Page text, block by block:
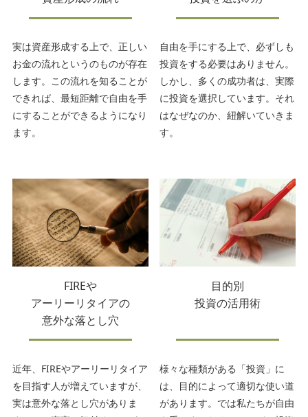
実は資産形成する上で、正しい
お金の流れというのものが存在
します。この流れを知ることが
できれば、最短距離で自由を手
にすることができるようになり
ます。
自由を手にする上で、必ずしも
投資をする必要はありません。
しかし、多くの成功者は、実際
に投資を選択しています。それ
はなぜなのか、紐解いていきま
す。
FIREや
アーリーリタイアの
意外な落とし穴
近年、FIREやアーリーリタイア
を目指す人が増えていますが、
実は意外な落とし穴がありま
目的別
投資の活用術
様々な種類がある「投資」に
は、目的によって適切な使い道
があります。では私たちが自由